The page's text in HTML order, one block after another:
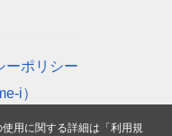
ーポリシー
i）
用に関する詳細は「利用規